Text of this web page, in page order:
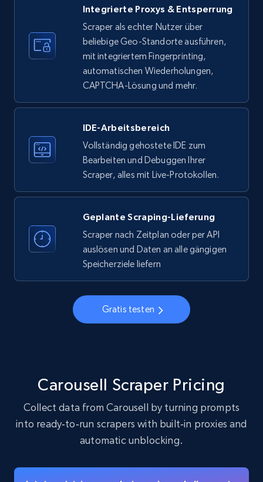
Instagram - Profiles
Account, Fbid, ID, Followers, Posts count, Is
business account, Is professional account, Is
verified, and more.
22.4K+ 3.5K+ Gratis testen
Instagram - Profiles - Collect profile
information by user name
Account, Fbid, ID, Followers, Posts count, Is
verified, and more.
22.4K+ 3.5K+ Gratis testen
Crunchbase companies information
Name, URL, ID, Cb rank, Region, About,
Crunchbase companies information -
Searching data by keyword
Integrierte Proxys & Entsperrung
Scraper als echter Nutzer über
beliebige Geo-Standorte ausführen,
mit integriertem Fingerprinting,
automatischen Wiederholungen,
CAPTCHA-Lösung und mehr.
IDE-Arbeitsbereich
Vollständig gehostete IDE zum
Bearbeiten und Debuggen Ihrer
Scraper, alles mit Live-Protokollen.
Geplante Scraping-Lieferung
Scraper nach Zeitplan oder per API
auslösen und Daten an alle gängigen
Speicherziele liefern
Gratis testen
Carousell Scraper Pricing
Collect data from Carousell by turning prompts
into ready‑to‑run scrapers with built‑in proxies and
automatic unblocking.